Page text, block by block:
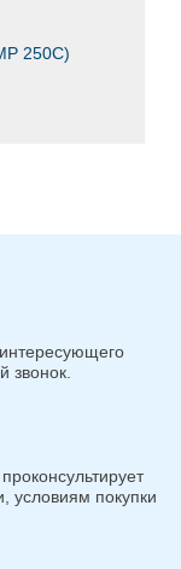
250C)
звонок.
условиям покупки